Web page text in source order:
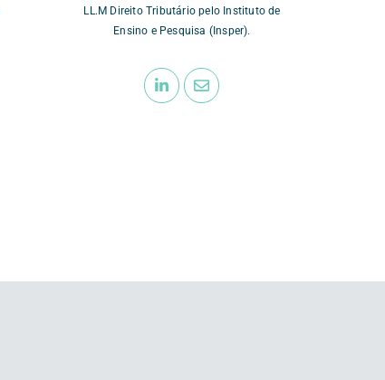
LL.M Direito Tributário pelo Instituto de
Ensino e Pesquisa (Insper).